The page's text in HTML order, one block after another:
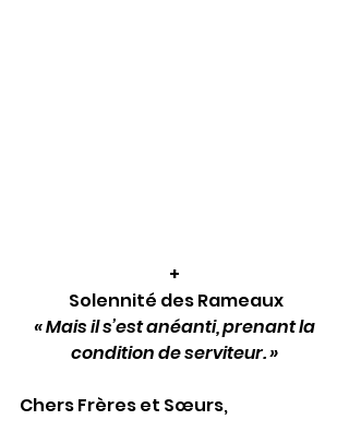
+
Solennité des Rameaux
« Mais il s’est anéanti, prenant la
condition de serviteur. »
Chers Frères et Sœurs,